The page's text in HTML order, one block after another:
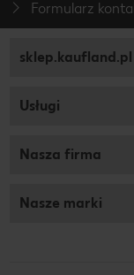
Formularz
sklep.kaufland.pl
Usługi
Nasza firma
Nasze marki